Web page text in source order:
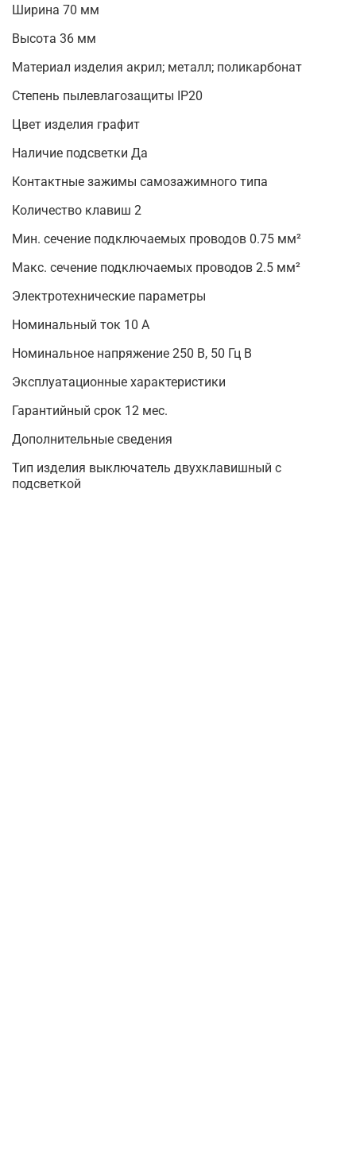
Ширина 70 мм
Высота 36 мм
Материал изделия акрил; металл; поликарбонат
Степень пылевлагозащиты IP20
Цвет изделия графит
Наличие подсветки Да
Контактные зажимы самозажимного типа
Количество клавиш 2
Мин. сечение подключаемых проводов 0.75 мм²
Макс. сечение подключаемых проводов 2.5 мм²
Электротехнические параметры
Номинальный ток 10 А
Номинальное напряжение 250 В, 50 Гц В
Эксплуатационные характеристики
Гарантийный срок 12 мес.
Дополнительные сведения
Тип изделия выключатель двухклавишный с
подсветкой